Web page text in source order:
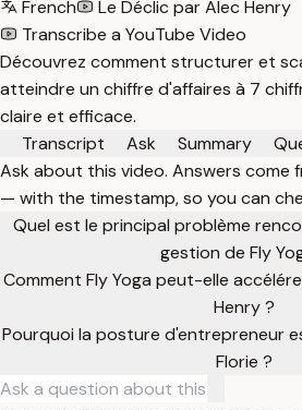
French
Le Déclic par Alec Henry
Transcribe a YouTube Video
Découvrez comment structurer et
atteindre un chiffre d'affaires à 7
claire et efficace.
Transcript
Ask Summary
Ask about this video. Answers
— with the timestamp, so you can
Quel est le principal problème
gestion de Fly
Comment Fly Yoga peut-elle
Henry ?
Pourquoi la posture d'entrepreneur
Florie ?